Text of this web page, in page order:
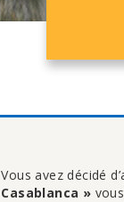
Vous avez décidé
Casablanca »